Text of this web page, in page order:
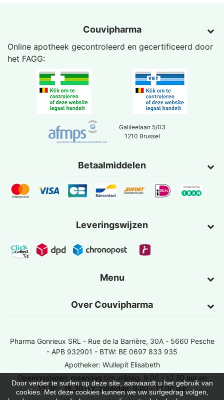
Couvipharma
Online apotheek gecontroleerd en gecertificeerd door
het FAGG:
Galileelaan 5/03
1210 Brussel
Betaalmiddelen
Leveringswijzen
Menu
Over Couvipharma
Door verder te surfen op deze site, aanvaardt u het gebruik van
cookies. Met deze cookies kunnen we uw surfgedrag volgen,
Pharma Gonrieux SRL - Rue de la Barrière, 30A - 5660 Pesche
- APB 932901 - BTW: BE 0697 833 935
Apotheker: Wullepit Elisabeth
Openingstijden: maandag t/m vrijdag: 9.00 - 12.30 uur en
13.30 - 18.30 uur, zaterdag: 9.00 - 12.00 uur